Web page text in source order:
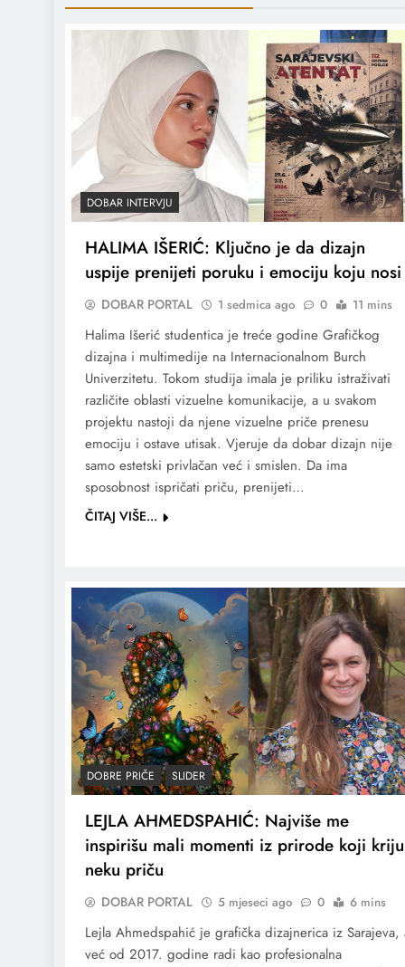
DOBAR INTERVJU
HALIMA IŠERIĆ: Ključno je da dizajn
uspije prenijeti poruku i emociju koju nosi
DOBAR PORTAL 1 sedmica ago 0 11 mins
Halima Išerić studentica je treće godine Grafičkog
dizajna i multimedije na Internacionalnom Burch
Univerzitetu. Tokom studija imala je priliku istraživati
različite oblasti vizuelne komunikacije, a u svakom
projektu nastoji da njene vizuelne priče prenesu
emociju i ostave utisak. Vjeruje da dobar dizajn nije
samo estetski privlačan već i smislen. Da ima
sposobnost ispričati priču, prenijeti…
ČITAJ VIŠE...
DOBRE PRIČE SLIDER
LEJLA AHMEDSPAHIĆ: Najviše me
inspirišu mali momenti iz prirode koji kriju
neku priču
DOBAR PORTAL 5 mjeseci ago 0 6 mins
Lejla Ahmedspahić je grafička dizajnerica iz Sarajeva,
već od 2017. godine radi kao profesionalna